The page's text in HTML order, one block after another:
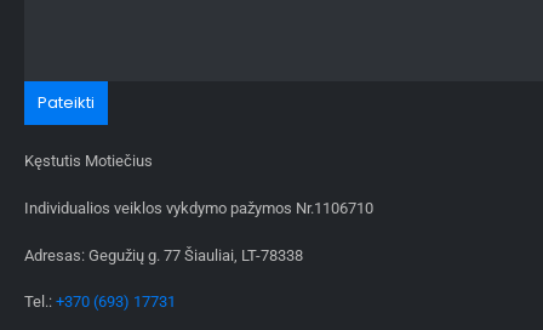
Kęstutis Motiečius
Individualios veiklos vykdymo pažymos Nr.1106710
Adresas: Gegužių g. 77 Šiauliai, LT-78338
Tel.: +370 (693) 17731